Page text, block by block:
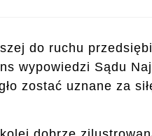
do ruchu
wypowiedzi Sądu
zostać uznane za